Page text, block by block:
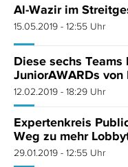
Al-Wazir im
15.05.2019 - 12:55 Uhr
Diese sechs
JuniorAWARDs von
12.02.2019 - 18:29 Uhr
Expertenkreis
Weg zu mehr
29.01.2019 - 12:55 Uhr